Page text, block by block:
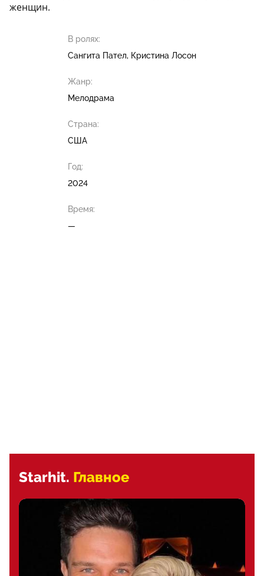
женщин.
В ролях:
Сангита Пател
Кристина Лосон
Жанр:
Мелодрама
Страна:
США
Год:
2024
Время:
—
Starhit. Главное